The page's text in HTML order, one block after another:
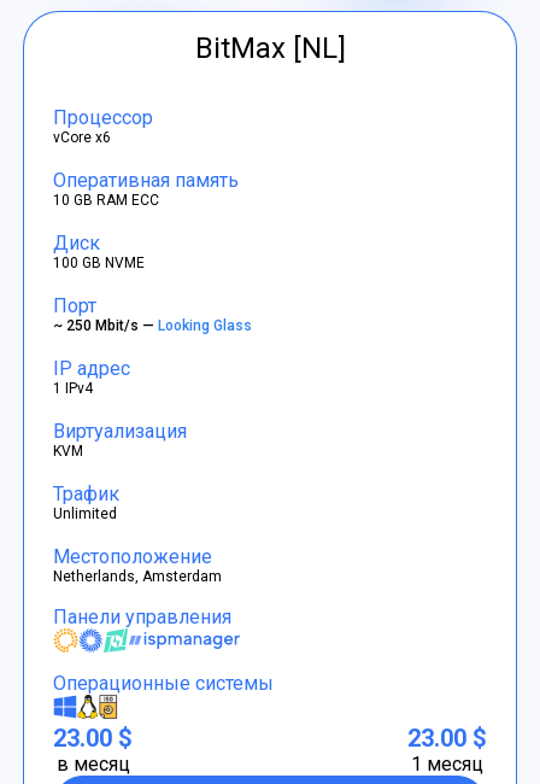
BitMax [NL]
Процессор
vCore x6
Оперативная память
10 GB RAM ECC
Диск
100 GB NVME
Порт
~ 250 Mbit/s —Looking Glass
IP адрес
1 IPv4
Виртуализация
KVM
Трафик
Unlimited
Местоположение
Netherlands, Amsterdam
Панели управления
Операционные системы
23.00 $
в месяц
23.00 $
1 месяц